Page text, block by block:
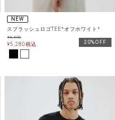
NEW
スプラッシュロゴTEE*オフホワイト*
¥6,600
¥5,280税込 20%OFF